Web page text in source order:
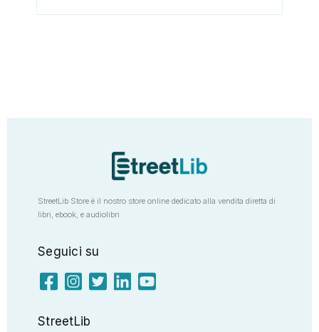
StreetLib Store è il nostro store online dedicato alla vendita diretta di
libri, ebook, e audiolibri
Seguici su
StreetLib